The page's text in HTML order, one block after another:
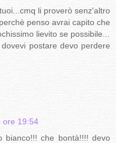
li proverò senz'altro
penso avrai capito che
lievito se possibile...
postare devo perdere
ore 19:54
bianco!!! che bontà!!!! devo